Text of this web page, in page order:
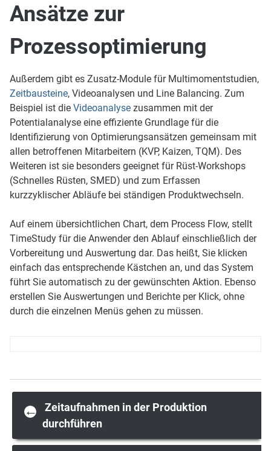
Ansätze zur
Prozessoptimierung
Außerdem gibt es Zusatz-Module für Multimomentstudien,
Zeitbausteine, Videoanalysen und Line Balancing. Zum
Beispiel ist die Videoanalysezusammen mit der
Potentialanalyse eine effiziente Grundlage für die
Identifizierung von Optimierungsansätzen gemeinsam mit
allen betroffenen Mitarbeitern (KVP, Kaizen, TQM). Des
Weiteren ist sie besonders geeignet für Rüst-Workshops
(Schnelles Rüsten, SMED) und zum Erfassen
kurzzyklischer Abläufe bei ständigen Produktwechseln.
Auf einem übersichtlichen Chart, dem Process Flow, stellt
TimeStudy für die Anwender den Ablauf einschließlich der
Vorbereitung und Auswertung dar. Das heißt, Sie klicken
einfach das entsprechende Kästchen an, und das System
führt Sie automatisch zu der gewünschten Aktion. Ebenso
erstellen Sie Auswertungen und Berichte per Klick, ohne
durch die einzelnen Menüs gehen zu müssen.
Post
←
Zeitaufnahmen in der Produktion
durchführen